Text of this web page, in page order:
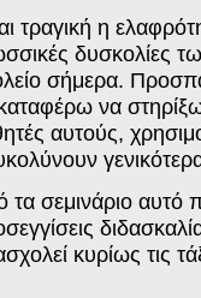
τραγική η
δυσκολίες
σήμερα.
να
αυτούς,
τα σεμινάριο αυτό
κυρίως τις